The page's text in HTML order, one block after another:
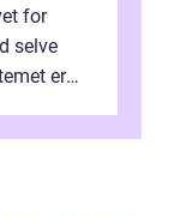
for
selve
er